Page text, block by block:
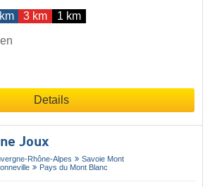
3 km 1 km
Details
Joux
Rhône-Alpes
Savoie Mont
Pays du Mont Blanc